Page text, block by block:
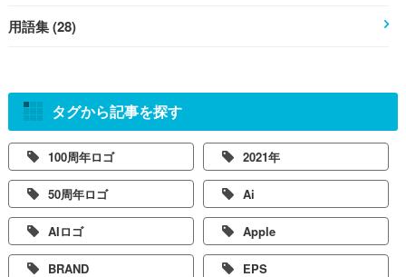
用語集 (28)
タグから記事を探す
100周年ロゴ 2021年
50周年ロゴ Ai
AIロゴ Apple
BRAND EPS